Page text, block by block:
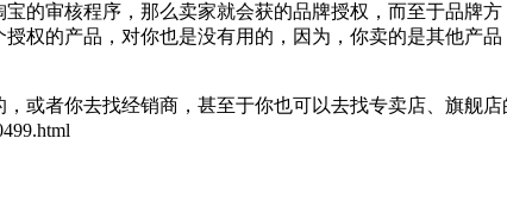
审核程序，那么卖家就会获的品牌授权，而至于品牌方
权的产品，对你也是没有用的，因为，你卖的是其他产
者你去找经销商，甚至于你也可以去找专卖店、旗舰